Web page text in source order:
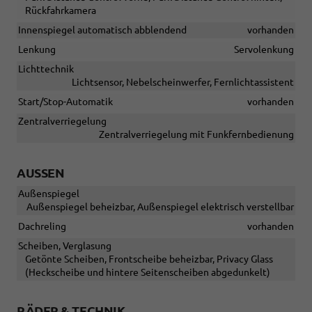
Rückfahrkamera
Innenspiegel automatisch abblendend
vorhanden
Lenkung
Servolenkung
Lichttechnik
Lichtsensor, Nebelscheinwerfer, Fernlichtassistent
Start/Stop-Automatik
vorhanden
Zentralverriegelung
Zentralverriegelung mit Funkfernbedienung
AUSSEN
Außenspiegel
Außenspiegel beheizbar, Außenspiegel elektrisch verstellbar
Dachreling
vorhanden
Scheiben, Verglasung
Getönte Scheiben, Frontscheibe beheizbar, Privacy Glass
(Heckscheibe und hintere Seitenscheiben abgedunkelt)